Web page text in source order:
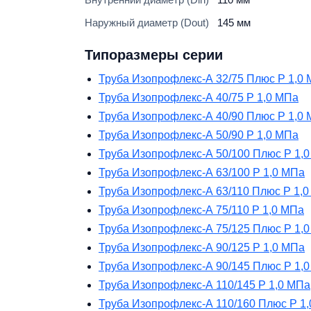
Наружный диаметр (Dout)
145 мм
Типоразмеры серии
Труба Изопрофлекс-А 32/75 Плюс Р 1,0
Труба Изопрофлекс-А 40/75 Р 1,0 МПа
Труба Изопрофлекс-А 40/90 Плюс Р 1,0
Труба Изопрофлекс-А 50/90 Р 1,0 МПа
Труба Изопрофлекс-А 50/100 Плюс Р
Труба Изопрофлекс-А 63/100 Р 1,0 МПа
Труба Изопрофлекс-А 63/110 Плюс Р
Труба Изопрофлекс-А 75/110 Р 1,0 МПа
Труба Изопрофлекс-А 75/125 Плюс Р
Труба Изопрофлекс-А 90/125 Р 1,0 МПа
Труба Изопрофлекс-А 90/145 Плюс Р
Труба Изопрофлекс-А 110/145 Р 1,0 МПа
Труба Изопрофлекс-А 110/160 Плюс Р